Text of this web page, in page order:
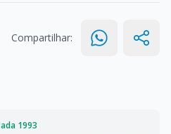
Compartilhar:
1993